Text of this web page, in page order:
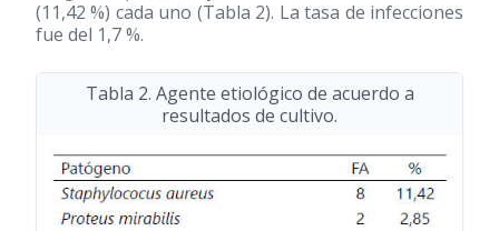
(11,42 %) cada uno (Tabla 2). La tasa de infecciones
fue del 1,7 %.
Tabla 2. Agente etiológico de acuerdo a
resultados de cultivo.